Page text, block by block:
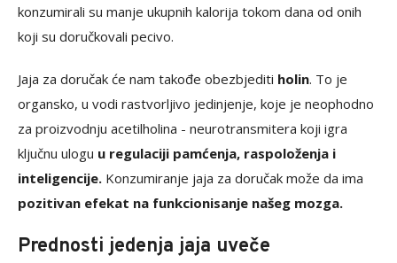
konzumirali su manje ukupnih kalorija tokom dana od onih
koji su doručkovali pecivo.
Jaja za doručak će nam takođe obezbjediti holin. To je
organsko, u vodi rastvorljivo jedinjenje, koje je neophodno
za proizvodnju acetilholina - neurotransmitera koji igra
ključnu ulogu u regulaciji pamćenja, raspoloženja i
inteligencije. Konzumiranje jaja za doručak može da ima
pozitivan efekat na funkcionisanje našeg mozga.
Prednosti jedenja jaja uveče